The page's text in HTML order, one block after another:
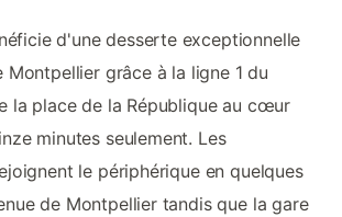
d'une desserte exceptionnelle
Montpellier grâce à la ligne 1 du
la place de la République au cœur
minutes seulement. Les
le périphérique en quelques
de Montpellier tandis que la gare